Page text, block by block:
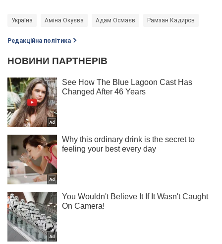
Україна Аміна Окуєва Адам Осмаєв Рамзан Кадиров
Редакційна політика